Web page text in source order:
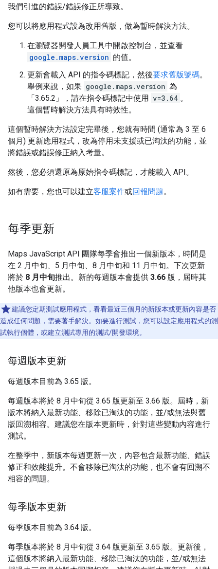
我們引進的錯誤/錯誤修正所導致。
您可以將應用程式設為改用舊版，做為暫時解決方法。
在瀏覽器開發人員工具中開啟控制台，並查看
google.maps.version 的值。
更新會載入 API 的指令碼標記，然後要求舊版號碼。
舉例來說，如果 google.maps.version 為
「3.65.2」，請在指令碼標記中使用 v=3.64 。
這個暫時解決方法具有時效性。
這個暫時解決方法設定完畢後，您就有時間 (通常為 3 至 6
個月) 更新應用程式，改為停用未支援或已淘汰的功能，並
將錯誤或錯誤修正納入考量。
然後，您必須還原為原始指令碼標記，才能載入 API。
如有需要，您也可以建立客服案件或回報問題。
每季更新
Maps JavaScript API 團隊每季會推出一個新版本，時間是
在 2 月中旬、5 月中旬、8 月中旬和 11 月中旬。下次更新
將於 8 月中旬推出。新的每週版本會提供 3.66 版，屆時其
他版本也會更新。
建議您定期測試應用程式，看看最近三個月的新版本或更新內容是否
造成任何問題，需要著手解決。如要進行測試，您可以設定應用程式的測
試執行個體，或建立測試專用的測試/開發環境。
每週版本更新
每週版本目前為 3.65 版。
每週版本將於 8 月中旬從 3.65 版更新至 3.66 版。屆時，新
版本將納入最新功能、移除已淘汰的功能，並/或無法與舊
版回溯相容。建議您在版本更新時，針對這些變動內容進行
測試。
在整季中，新版本每週更新一次，內容包含最新功能、錯誤
修正和效能提升。不會移除已淘汰的功能，也不會有回溯不
相容的問題。
每季版本更新
每季版本目前為 3.64 版。
每季版本將於 8 月中旬從 3.64 版更新至 3.65 版。更新後，
這個版本將納入最新功能、移除已淘汰的功能，並/或無法